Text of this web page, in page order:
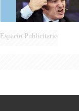
Espacio Publicitario